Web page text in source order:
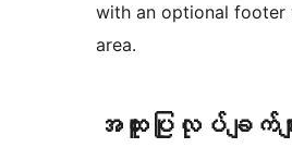
with an optional footer
area.
အ​ထူး​ပြု​လုပ်​ချက်​မျ